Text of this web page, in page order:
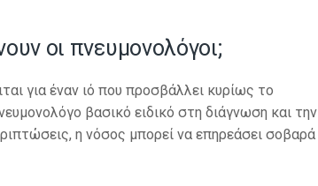
οι πνευμονολόγοι;
για έναν ιό που προσβάλλει κυρίως το
βασικό ειδικό στη διάγνωση και την
η νόσος μπορεί να επηρεάσει σοβαρά